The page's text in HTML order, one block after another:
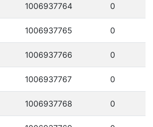
1006937764 0
1006937765 0
1006937766 0
1006937767 0
1006937768 0